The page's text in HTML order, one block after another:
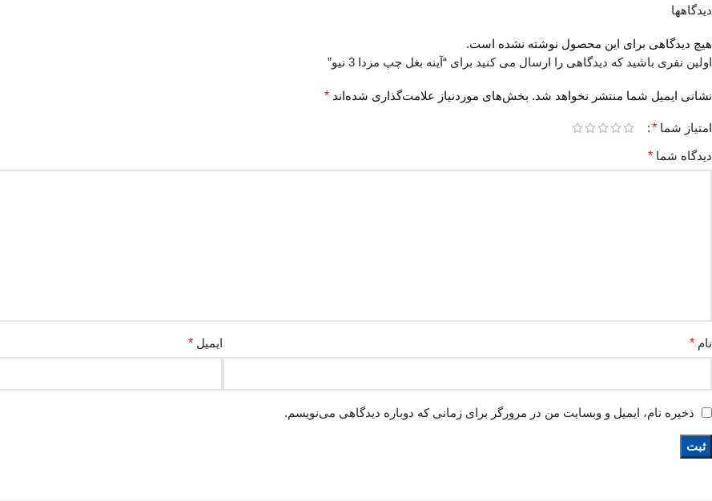
دیدگاهها
هیچ دیدگاهی برای این محصول نوشته نشده است.
اولین نفری باشید که دیدگاهی را ارسال می کنید برای “آینه بغل چپ مزدا 3 نیو”
نشانی ایمیل شما منتشر نخواهد شد. بخش‌های موردنیاز علامت‌گذاری شده‌اند *
امتیاز شما *
دیدگاه شما *
نام * ایمیل *
ذخیره نام، ایمیل و وبسایت من در مرورگر برای زمانی که دوباره دیدگاهی می‌نویسم.